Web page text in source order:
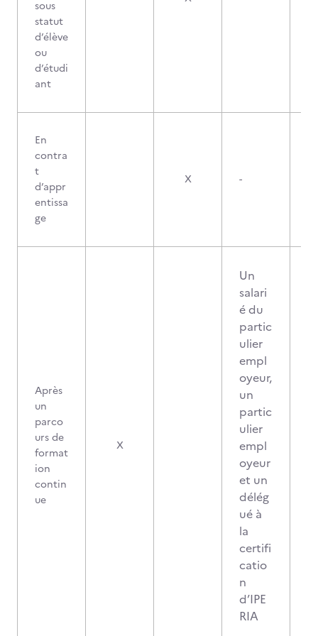
sous
statut
d’élève
ou
d’étudi
ant
En
contra
t
d’appr
entissa
ge
X -
Après
un
parco
urs de
format
ion
contin
ue
X
Un
salari
é du
partic
ulier
empl
oyeur,
un
partic
ulier
empl
oyeur
et un
délég
ué à
la
certifi
catio
n
d’IPE
RIA